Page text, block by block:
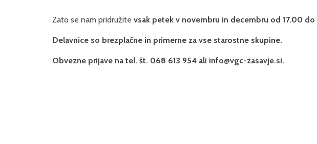
Zato se nam pridružite vsak petek v novembru in decembru od 17.00 do
Delavnice so brezplačne in primerne za vse starostne skupine.
Obvezne prijave na tel. št. 068 613 954 ali info@vgc-zasavje.si.